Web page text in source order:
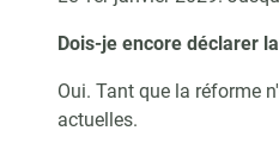
Dois-je encore déclarer
Oui. Tant que la réforme
actuelles.